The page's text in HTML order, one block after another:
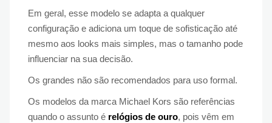
Em geral, esse modelo se adapta a qualquer
configuração e adiciona um toque de sofisticação até
mesmo aos looks mais simples, mas o tamanho pode
influenciar na sua decisão.
Os grandes não são recomendados para uso formal.
Os modelos da marca Michael Kors são referências
quando o assunto é relógios de ouro, pois vêm em